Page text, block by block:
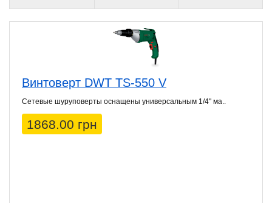
Винтоверт DWT TS-550 V
Сетевые шуруповeрты оснащены универсальным 1/4" ма..
1868.00 грн